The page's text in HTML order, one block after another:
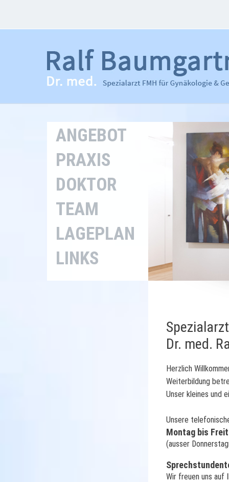
ANGEBOT
PRAXIS
DOKTOR
TEAM
LAGEPLAN
LINKS
Spezialarzt
Dr. med.
Herzlich
Weiterbildung
Unser kleines und
Unsere
Montag bis
(ausser
Wir freuen uns auf